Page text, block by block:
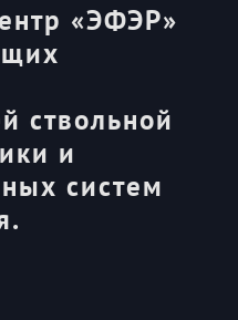
«ЭФЭР»
ствольной
и
систем